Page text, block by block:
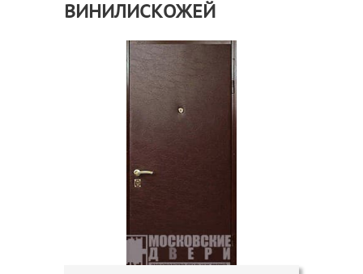
ВИНИЛИСКОЖЕЙ